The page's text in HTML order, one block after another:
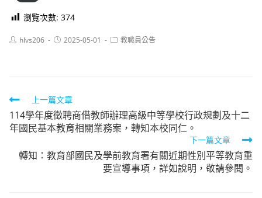
瀏覽次數: 374
Posthlvs206
Post2025-05-01
Post教職員公告
Read
more
articles
上一篇文章
114學年度徵聘商借教師辦理高級中等學校行政規劃及十二
年國民基本教育相關業務案，轉知本校同仁。
下一篇文章
轉知：教育部國民及學前教育署有關近期性別平等教育重
要宣導事項，詳如說明，敬請參閱。